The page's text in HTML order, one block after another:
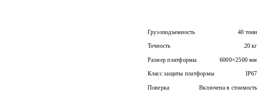
Грузоподъемность 40 тонн
Точность 20 кг
Размер платформы 6000×2500 мм
Класс защиты платформы IP67
Поверка Включена в стоимость